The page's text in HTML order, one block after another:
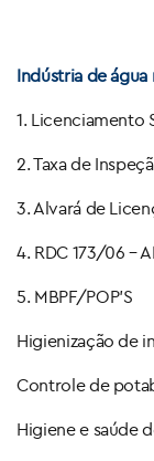
Indústria de água
1. Licenciamento
2. Taxa de
3. Alvará de
4. RDC 173/06 –
5. MBPF/POP’S
Higienização de
Controle de
Higiene e saúde